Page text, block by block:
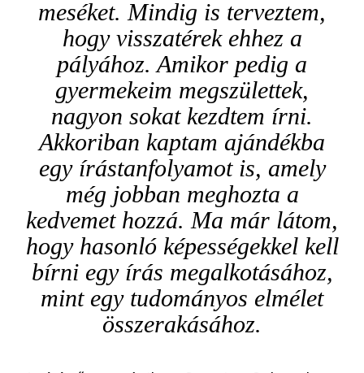
meséket. Mindig is terveztem,
hogy visszatérek ehhez a
pályához. Amikor pedig a
gyermekeim megszülettek,
nagyon sokat kezdtem írni.
Akkoriban kaptam ajándékba
egy írástanfolyamot is, amely
még jobban meghozta a
kedvemet hozzá. Ma már látom,
hogy hasonló képességekkel kell
bírni egy írás megalkotásához,
mint egy tudományos elmélet
összerakásához.